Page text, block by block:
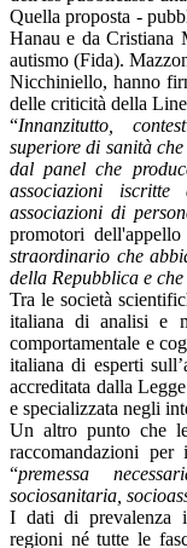
Quella proposta -
Hanau e da Cristiana
autismo (Fida).
Nicchiniello, hanno
delle criticità della
“Innanzitutto,
superiore di sanità
dal panel che
associazioni
associazioni di
promotori
straordinario che
della Repubblica e
Tra le società
italiana di analisi e
comportamentale e
italiana di esperti
accreditata dalla
e specializzata negli
Un altro punto che
raccomandazioni per
“premessa
sociosanitaria,
I dati di prevalenza
regioni né tutte le